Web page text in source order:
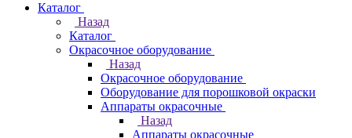
Каталог
Назад
Каталог
Окрасочное оборудование
Назад
Окрасочное оборудование
Оборудование для порошковой окраски
Аппараты окрасочные
Назад
Аппараты окрасочные